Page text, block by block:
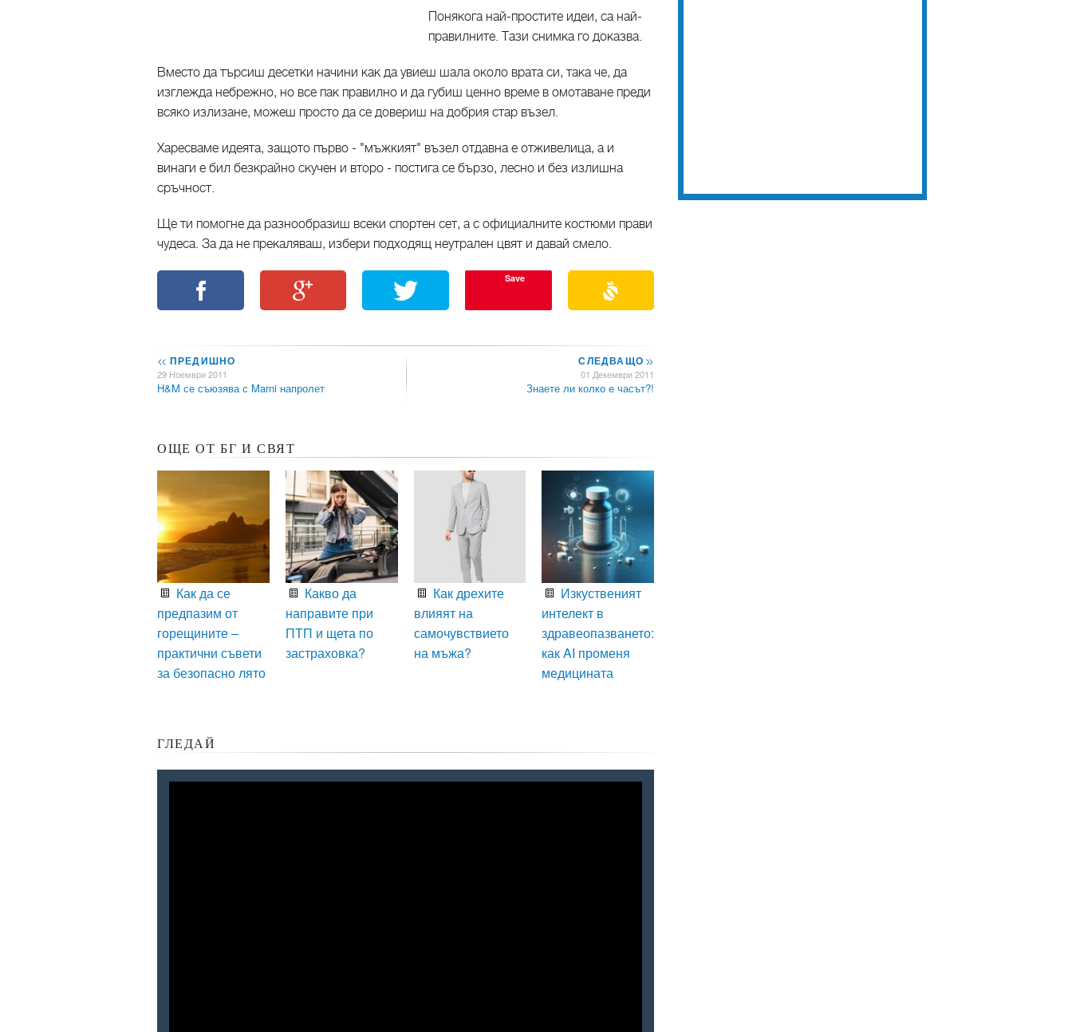
Понякога най-простите идеи, са най-
правилните. Тази снимка го доказва.
Вместо да търсиш десетки начини как да увиеш шала около врата си, така че, да
изглежда небрежно, но все пак правилно и да губиш ценно време в омотаване преди
всяко излизане, можеш просто да се довериш на добрия стар възел.
Харесваме идеята, защото първо - "мъжкият" възел отдавна е отживелица, а и
винаги е бил безкрайно скучен и второ - постига се бързо, лесно и без излишна
сръчност.
Ще ти помогне да разнообразиш всеки спортен сет, а с официалните костюми прави
чудеса. За да не прекаляваш, избери подходящ неутрален цвят и давай смело.
Save
<< ПРЕДИШНО
29 Ноември 2011
H&M се съюзява с Marni напролет
СЛЕДВАЩО>>
01 Декември 2011
Знаете ли колко е часът?!
ОЩЕ ОТ БГ И СВЯТ
Как да се
предпазим от
горещините –
практични съвети
за безопасно лято
Какво да
направите при
ПТП и щета по
застраховка?
Как дрехите
влияят на
самочувствието
на мъжа?
Изкуственият
интелект в
здравеопазването:
как AI променя
медицината
ГЛЕДАЙ